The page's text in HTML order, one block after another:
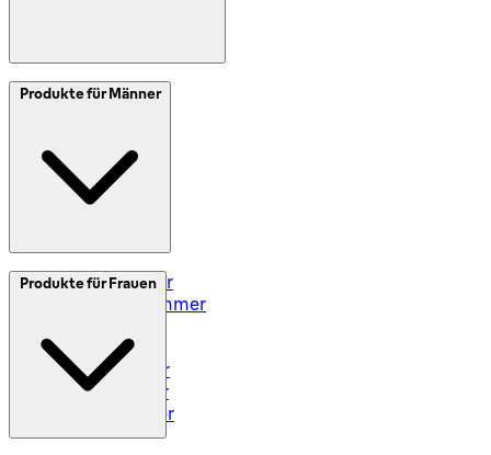
SplitIt
Produkte für Männer
Elektrorasierer
Styler und Trimmer
Rasiersets
Rasierzubehör
Body Groomer
Haarschneider
Produkte für Frauen